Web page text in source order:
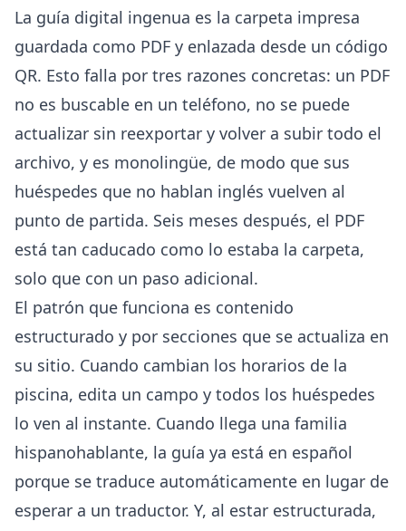
La guía digital ingenua es la carpeta impresa
guardada como PDF y enlazada desde un código
QR. Esto falla por tres razones concretas: un PDF
no es buscable en un teléfono, no se puede
actualizar sin reexportar y volver a subir todo el
archivo, y es monolingüe, de modo que sus
huéspedes que no hablan inglés vuelven al
punto de partida. Seis meses después, el PDF
está tan caducado como lo estaba la carpeta,
solo que con un paso adicional.
El patrón que funciona es contenido
estructurado y por secciones que se actualiza en
su sitio. Cuando cambian los horarios de la
piscina, edita un campo y todos los huéspedes
lo ven al instante. Cuando llega una familia
hispanohablante, la guía ya está en español
porque se traduce automáticamente en lugar de
esperar a un traductor. Y, al estar estructurada,